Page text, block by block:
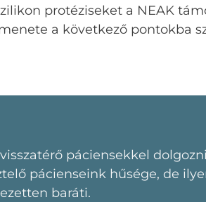
protéziseket a NEAK
a következő pontokba
páciensekkel
pácienseink hűsége, de
baráti.